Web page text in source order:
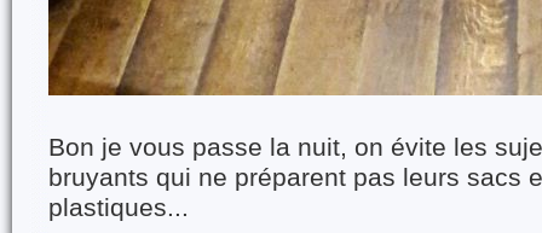
Bon je vous passe la nuit, on évite les
bruyants qui ne préparent pas leurs sacs
plastiques...